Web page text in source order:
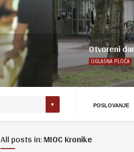
Otvoreni
OGLASNA PLOČA
POSLOVANJE
All posts in:MIOC Kronike